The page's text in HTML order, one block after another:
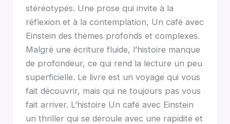
stéréotypés. Une prose qui invite à la
réflexion et à la contemplation, Un café avec
Einstein des thèmes profonds et complexes.
Malgré une écriture fluide, l’histoire manque
de profondeur, ce qui rend la lecture un peu
superficielle. Le livre est un voyage qui vous
fait découvrir, mais qui ne toujours pas vous
fait arriver. L’histoire Un café avec Einstein
un thriller qui se déroule avec une rapidité et